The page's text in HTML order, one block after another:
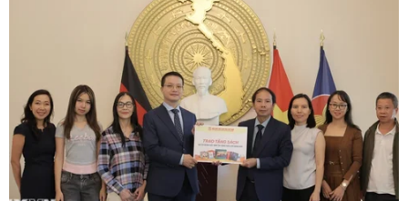
Tập đoàn Ant Group. (Nguồn: pymnts)
Hãng tin Reuters ngày 8/1 dẫn thông báo của
tập đoàn dịch vụ tài chính Ant Group của Trung
Quốc cho biết tập đoàn này không có kế hoạch
chào bán cổ phiếu ra công chúng lần đầu (IPO).